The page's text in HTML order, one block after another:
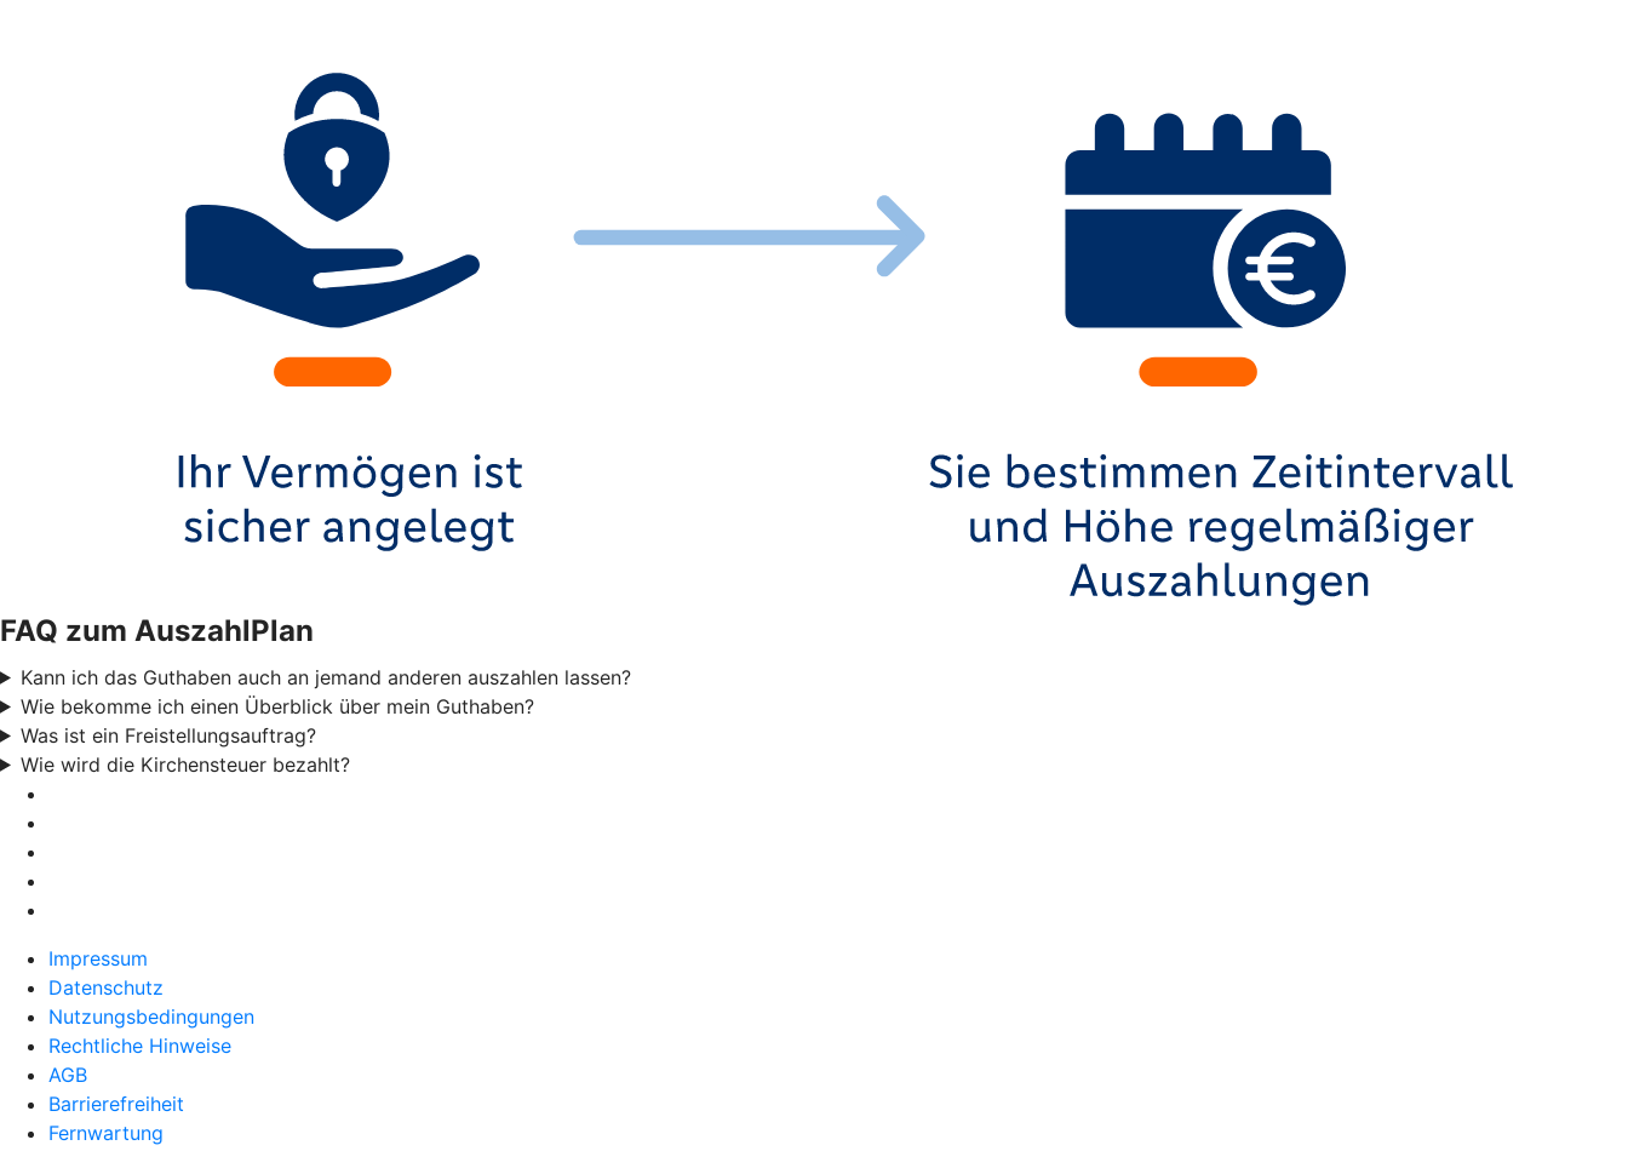
FAQ zum AuszahlPlan
Kann ich das Guthaben auch an jemand anderen auszahlen lassen?
Wie bekomme ich einen Überblick über mein Guthaben?
Was ist ein Freistellungsauftrag?
Wie wird die Kirchensteuer bezahlt?
Impressum
Datenschutz
Nutzungsbedingungen
Rechtliche Hinweise
AGB
Barrierefreiheit
Fernwartung